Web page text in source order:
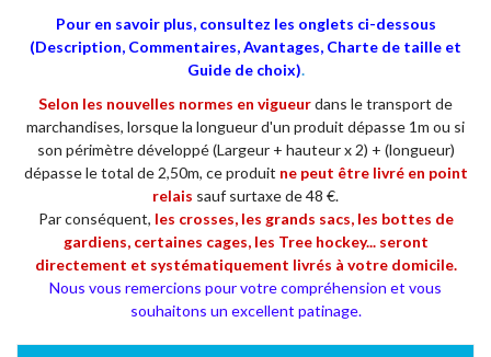
Pour en savoir plus, consultez les onglets ci-dessous
(Description, Commentaires, Avantages, Charte de taille et
Guide de choix).
Selon les nouvelles normes en vigueurdans le transport de
marchandises, lorsque la longueur d'un produit dépasse 1m ou si
son périmètre développé (Largeur + hauteur x 2) + (longueur)
dépasse le total de 2,50m, ce produit ne peut être livré en point
relais sauf surtaxe de 48 €.
Par conséquent, les crosses, les grands sacs, les bottes de
gardiens, certaines cages, les Tree hockey... seront
directement et systématiquement livrés à votre domicile.
Nous vous remercions pour votre compréhension et vous
souhaitons un excellent patinage.